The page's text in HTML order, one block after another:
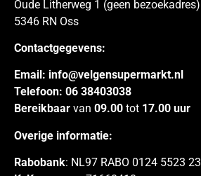
Oude Litherweg 1 (geen bezoekadres)
5346 RN Oss
Contactgegevens:
Email: info@velgensupermarkt.nl
Telefoon: 06 38403038
Bereikbaar van 09.00 tot 17.00 uur
Overige informatie:
Rabobank: NL97 RABO 0124 5523 23